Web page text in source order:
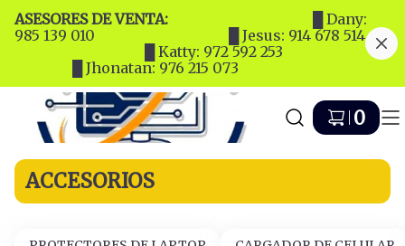
ASESORES DE VENTA: ‎ ‎ ‎ ‎ ‎ ‎ ‎ ‎ ‎ ‎ ‎ ‎ ‎ ‎ ‎ ‎ ‎ ‎ ‎ ‎ ‎ ‎ ‎ ‎ ‎ ‎ ‎ ‎ ‎ ‎ ‎ ‎ ‎ ‎ ‎ ‎ ‎ ‎ ‎ █ Dany:
985 139 010 ‎ ‎ ‎ ‎ ‎ ‎ ‎ ‎ ‎ ‎ ‎ ‎ ‎ ‎ ‎ ‎ ‎ ‎ ‎ ‎ ‎ ‎ ‎ ‎ ‎ ‎ ‎ ‎ ‎ ‎ ‎ ‎ ‎ ‎ ‎ ‎ █ Jesus: 914 678 514 ‎ ‎ ‎ ‎ ‎ ‎ ‎
‎ ‎ ‎ ‎ ‎ ‎ ‎ ‎ ‎ ‎ ‎ ‎ ‎ ‎ ‎ ‎ ‎ ‎ ‎ ‎ ‎ ‎ ‎ ‎ ‎ ‎ ‎ ‎ ‎ ‎ ‎ ‎ ‎ ‎ ‎ ‎ █ Katty: 972 592 253 ‎ ‎ ‎ ‎ ‎ ‎ ‎ ‎ ‎ ‎ ‎ ‎ ‎ ‎ ‎ ‎ ‎ ‎ ‎ ‎ ‎ ‎ ‎ ‎ ‎ ‎ ‎ ‎ ‎
‎ ‎ ‎ ‎ ‎ ‎ ‎ ‎ ‎ ‎ ‎ ‎ ‎ ‎ ‎ ‎ █ Jhonatan: 976 215 073
Ir a Inicio
0
ACCESORIOS